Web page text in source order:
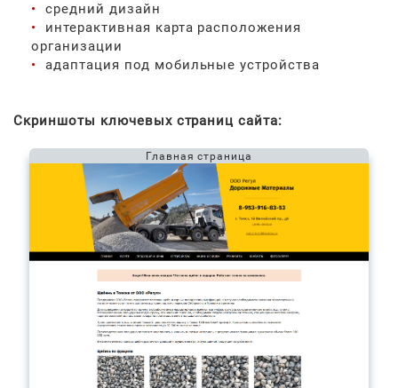
средний дизайн
интерактивная карта расположения
организации
адаптация под мобильные устройства
Скриншоты ключевых страниц сайта:
Главная страница